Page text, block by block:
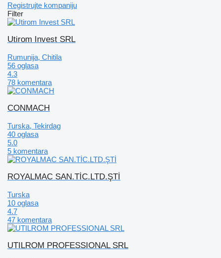
Registrujte kompaniju
Filter
Utirom Invest SRL
Rumunija, Chitila
56 oglasa
4.3
78 komentara
CONMACH
Turska, Tekirdag
40 oglasa
5.0
5 komentara
ROYALMAC SAN.TİC.LTD.ŞTİ
Turska
10 oglasa
4.7
47 komentara
UTILROM PROFESSIONAL SRL